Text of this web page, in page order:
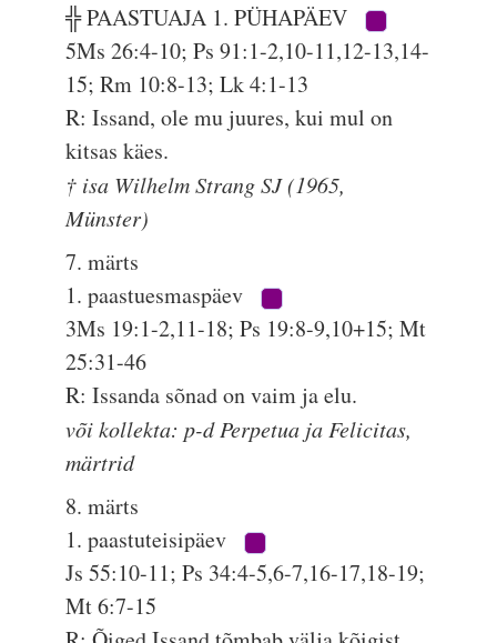
╬ PAASTUAJA 1. PÜHAPÄEV
5Ms 26:4-10; Ps 91:1-2,10-11,12-13,14-
15; Rm 10:8-13; Lk 4:1-13
R: Issand, ole mu juures, kui mul on
kitsas käes.
† isa Wilhelm Strang SJ (1965,
Münster)
7. märts
1. paastuesmaspäev
3Ms 19:1-2,11-18; Ps 19:8-9,10+15; Mt
25:31-46
R: Issanda sõnad on vaim ja elu.
või kollekta: p-d Perpetua ja Felicitas,
märtrid
8. märts
1. paastuteisipäev
Js 55:10-11; Ps 34:4-5,6-7,16-17,18-19;
Mt 6:7-15